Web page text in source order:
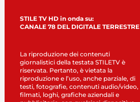
STILE TV HD in onda su:
CANALE 78 DEL DIGITALE TERRESTRE
La riproduzione dei contenuti
giornalistici della testata STILETV è
riservata. Pertanto, è vietata la
riproduzione e l’uso, anche parziale, di
testi, fotografie, contenuti audio/video,
filmati, loghi, grafiche aziendali e